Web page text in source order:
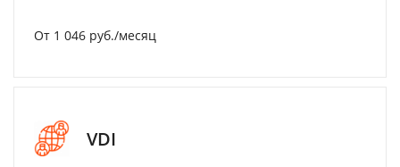
От 1 046 руб./месяц
VDI